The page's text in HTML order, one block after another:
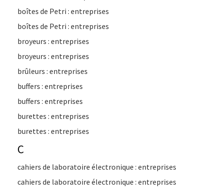
boîtes de Petri : entreprises
boîtes de Petri : entreprises
broyeurs : entreprises
broyeurs : entreprises
brûleurs : entreprises
buffers : entreprises
buffers : entreprises
burettes : entreprises
burettes : entreprises
C
cahiers de laboratoire électronique : entreprises
cahiers de laboratoire électronique : entreprises